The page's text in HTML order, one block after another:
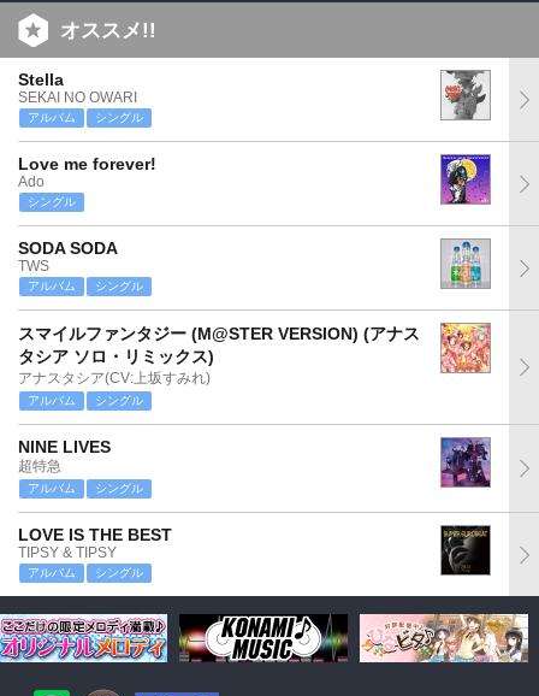
オススメ!!
Stella
SEKAI NO OWARI
アルバム シングル
Love me forever!
Ado
シングル
SODA SODA
TWS
アルバム シングル
スマイルファンタジー (M@STER VERSION) (アナス
タシア ソロ・リミックス)
アナスタシア(CV:上坂すみれ)
アルバム シングル
NINE LIVES
超特急
アルバム シングル
LOVE IS THE BEST
TIPSY & TIPSY
アルバム シングル